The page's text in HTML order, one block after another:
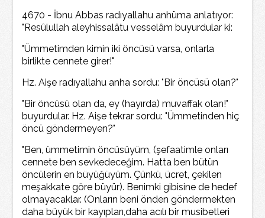
4670 - İbnu Abbas radıyallahu anhüma anlatıyor:
"Resûlullah aleyhissalâtu vesselâm buyurdular ki:
"Ümmetimden kimin iki öncüsü varsa, onlarla
birlikte cennete girer!"
Hz. Aişe radıyallahu anha sordu: "Bir öncüsü olan?"
"Bir öncüsü olan da, ey (hayırda) muvaffak olan!"
buyurdular. Hz. Aişe tekrar sordu: "Ümmetinden hiç
öncü göndermeyen?"
"Ben, ümmetimin öncüsüyüm, (şefaatimle onları
cennete ben sevkedeceğim. Hatta ben bütün
öncülerin en büyüğüyüm. Çünkü, ücret, çekilen
meşakkate göre büyür). Benimki gibisine de hedef
olmayacaklar. (Onların beni önden göndermekten
daha büyük bir kayıpları,daha acılı bir musibetleri